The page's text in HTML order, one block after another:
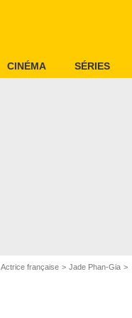
CINÉMA SÉRIES
Actrice française Jade Phan-Gia